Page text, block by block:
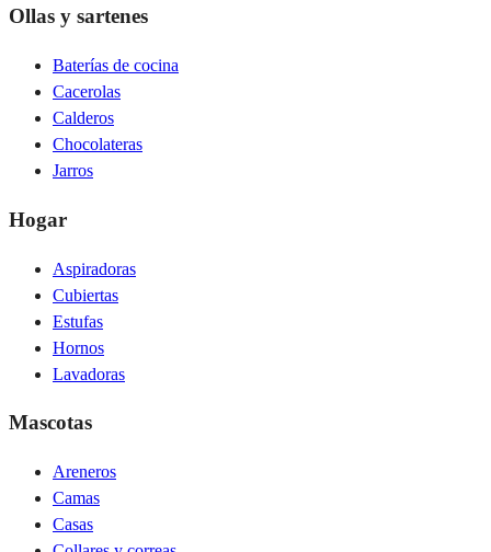
Ollas y sartenes
Baterías de cocina
Cacerolas
Calderos
Chocolateras
Jarros
Hogar
Aspiradoras
Cubiertas
Estufas
Hornos
Lavadoras
Mascotas
Areneros
Camas
Casas